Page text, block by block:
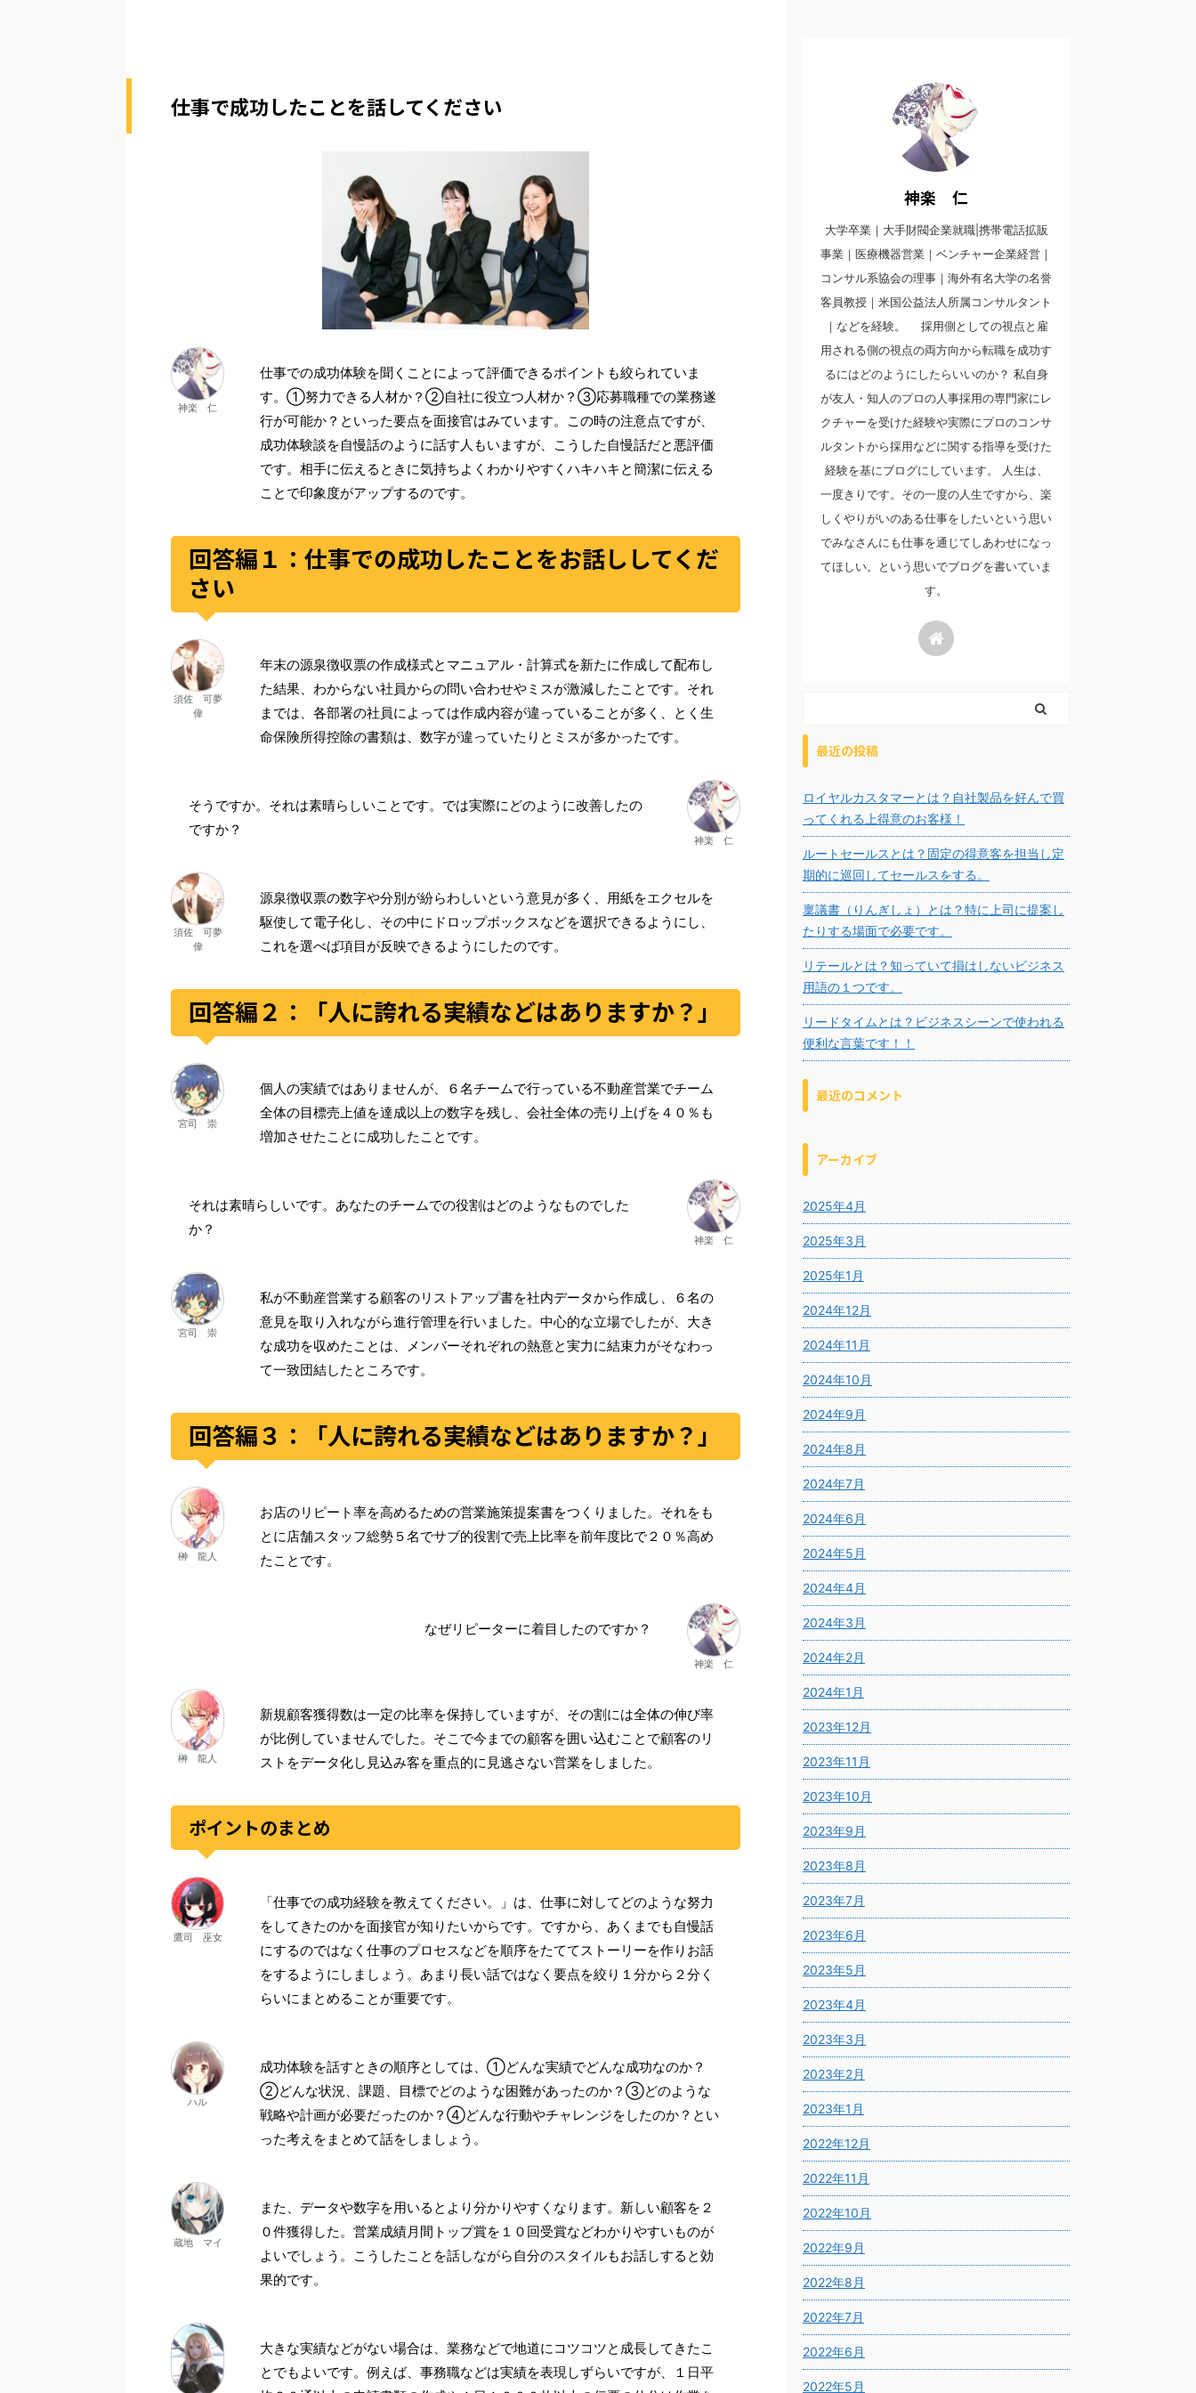
仕事で成功したことを話してください
神楽 仁
仕事での成功体験を聞くことによって評価できるポイントも絞られていま
す。①努力できる人材か？②自社に役立つ人材か？③応募職種での業務遂
行が可能か？といった要点を面接官はみています。この時の注意点ですが、
成功体験談を自慢話のように話す人もいますが、こうした自慢話だと悪評価
です。相手に伝えるときに気持ちよくわかりやすくハキハキと簡潔に伝える
ことで印象度がアップするのです。
回答編１：仕事での成功したことをお話ししてくだ
さい
須佐 可夢
偉
年末の源泉徴収票の作成様式とマニュアル・計算式を新たに作成して配布し
た結果、わからない社員からの問い合わせやミスが激減したことです。それ
までは、各部署の社員によっては作成内容が違っていることが多く、とく生
命保険所得控除の書類は、数字が違っていたりとミスが多かったです。
そうですか。それは素晴らしいことです。では実際にどのように改善したの
ですか？
神楽 仁
須佐 可夢
偉
源泉徴収票の数字や分別が紛らわしいという意見が多く、用紙をエクセルを
駆使して電子化し、その中にドロップボックスなどを選択できるようにし、
これを選べば項目が反映できるようにしたのです。
回答編２：「人に誇れる実績などはありますか？」
宮司 崇
個人の実績ではありませんが、６名チームで行っている不動産営業でチーム
全体の目標売上値を達成以上の数字を残し、会社全体の売り上げを４０％も
増加させたことに成功したことです。
それは素晴らしいです。あなたのチームでの役割はどのようなものでした
か？
神楽 仁
宮司 崇
私が不動産営業する顧客のリストアップ書を社内データから作成し、６名の
意見を取り入れながら進行管理を行いました。中心的な立場でしたが、大き
な成功を収めたことは、メンバーそれぞれの熱意と実力に結束力がそなわっ
て一致団結したところです。
回答編３：「人に誇れる実績などはありますか？」
榊 龍人
お店のリピート率を高めるための営業施策提案書をつくりました。それをも
とに店舗スタッフ総勢５名でサブ的役割で売上比率を前年度比で２０％高め
たことです。
なぜリピーターに着目したのですか？
神楽 仁
榊 龍人
新規顧客獲得数は一定の比率を保持していますが、その割には全体の伸び率
が比例していませんでした。そこで今までの顧客を囲い込むことで顧客のリ
ストをデータ化し見込み客を重点的に見逃さない営業をしました。
ポイントのまとめ
鷹司 巫女
「仕事での成功経験を教えてください。」は、仕事に対してどのような努力
をしてきたのかを面接官が知りたいからです。ですから、あくまでも自慢話
にするのではなく仕事のプロセスなどを順序をたててストーリーを作りお話
をするようにしましょう。あまり長い話ではなく要点を絞り１分から２分く
らいにまとめることが重要です。
ハル
成功体験を話すときの順序としては、①どんな実績でどんな成功なのか？
②どんな状況、課題、目標でどのような困難があったのか？③どのような
戦略や計画が必要だったのか？④どんな行動やチャレンジをしたのか？とい
った考えをまとめて話をしましょう。
蔵地 マイ
また、データや数字を用いるとより分かりやすくなります。新しい顧客を２
０件獲得した。営業成績月間トップ賞を１０回受賞などわかりやすいものが
よいでしょう。こうしたことを話しながら自分のスタイルもお話しすると効
果的です。
大きな実績などがない場合は、業務などで地道にコツコツと成長してきたこ
とでもよいです。例えば、事務職などは実績を表現しずらいですが、１日平
神楽 仁
大学卒業｜大手財閥企業就職|携帯電話拡販
事業｜医療機器営業｜ベンチャー企業経営｜
コンサル系協会の理事｜海外有名大学の名誉
客員教授｜米国公益法人所属コンサルタント
｜などを経験。 採用側としての視点と雇
用される側の視点の両方向から転職を成功す
るにはどのようにしたらいいのか？ 私自身
が友人・知人のプロの人事採用の専門家にレ
クチャーを受けた経験や実際にプロのコンサ
ルタントから採用などに関する指導を受けた
経験を基にブログにしています。 人生は、
一度きりです。その一度の人生ですから、楽
しくやりがいのある仕事をしたいという思い
でみなさんにも仕事を通じてしあわせになっ
てほしい。という思いでブログを書いていま
す。
最近の投稿
ロイヤルカスタマーとは？自社製品を好んで買
ってくれる上得意のお客様！
ルートセールスとは？固定の得意客を担当し定
期的に巡回してセールスをする。
稟議書（りんぎしょ）とは？特に上司に提案し
たりする場面で必要です。
リテールとは？知っていて損はしないビジネス
用語の１つです。
リードタイムとは？ビジネスシーンで使われる
便利な言葉です！！
最近のコメント
アーカイブ
2025年4月
2025年3月
2025年1月
2024年12月
2024年11月
2024年10月
2024年9月
2024年8月
2024年7月
2024年6月
2024年5月
2024年4月
2024年3月
2024年2月
2024年1月
2023年12月
2023年11月
2023年10月
2023年9月
2023年8月
2023年7月
2023年6月
2023年5月
2023年4月
2023年3月
2023年2月
2023年1月
2022年12月
2022年11月
2022年10月
2022年9月
2022年8月
2022年7月
2022年6月
2022年5月